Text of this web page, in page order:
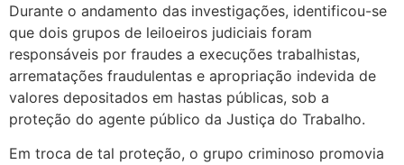
Durante o andamento das investigações, identificou-se
que dois grupos de leiloeiros judiciais foram
responsáveis por fraudes a execuções trabalhistas,
arrematações fraudulentas e apropriação indevida de
valores depositados em hastas públicas, sob a
proteção do agente público da Justiça do Trabalho.
Em troca de tal proteção, o grupo criminoso promovia